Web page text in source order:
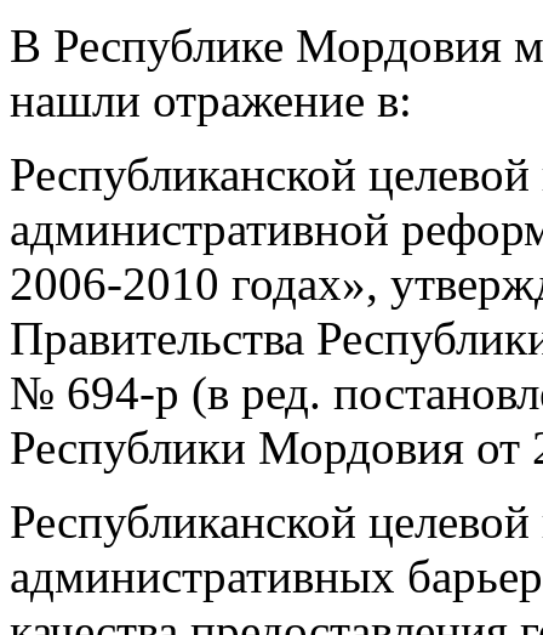
В Республике Мордовия
нашли отражение в:
Республиканской
административной
2006-2010 годах»,
Правительства
№ 694-р (в ред.
Республики Мордовия от
Республиканской
административных